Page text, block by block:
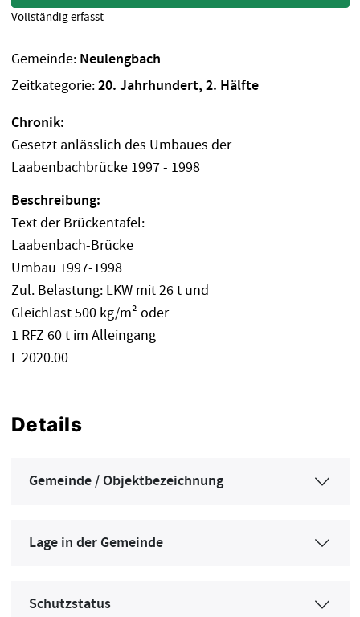
Gemeinde: Neulengbach
Zeitkategorie:20. Jahrhundert, 2. Hälfte
Chronik:
Gesetzt anlässlich des Umbaues der
Laabenbachbrücke 1997 - 1998
Beschreibung:
Text der Brückentafel:
Laabenbach-Brücke
Umbau 1997-1998
Zul. Belastung: LKW mit 26 t und
Gleichlast 500 kg/m² oder
1 RFZ 60 t im Alleingang
L 2020.00
Details
Gemeinde / Objektbezeichnung
Lage in der Gemeinde
Schutzstatus
Vollständig erfasst